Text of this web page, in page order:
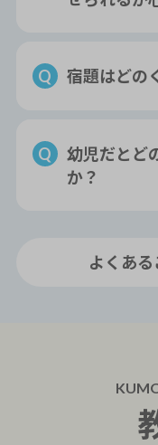
宿題はどの
幼児だとど
か？
よくあ